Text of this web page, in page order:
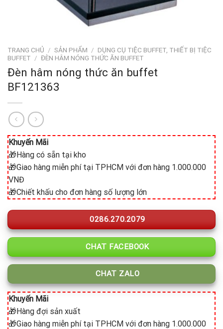
TRANG CHỦ / SẢN PHẨM / DỤNG CỤ TIỆC BUFFET, THIẾT BỊ TIỆC
BUFFET / ĐÈN HÂM NÓNG THỨC ĂN BUFFET
Đèn hâm nóng thức ăn buffet
BF121363
Khuyến Mãi
🎁Hàng có sẵn tại kho
🎁Giao hàng miễn phí tại TPHCM với đơn hàng 1.000.000
VNĐ
🎁Chiết khấu cho đơn hàng số lượng lớn
0286.270.2079
CHAT FACEBOOK
CHAT ZALO
Khuyến Mãi
🎁Hàng đợi sản xuất
🎁Giao hàng miễn phí tại TPHCM với đơn hàng 1.000.000